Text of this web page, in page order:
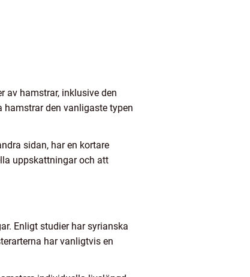
av hamstrar, inklusive den
den vanligaste typen
sidan, har en kortare
uppskattningar och att
Enligt studier har syrianska
har vanligtvis en